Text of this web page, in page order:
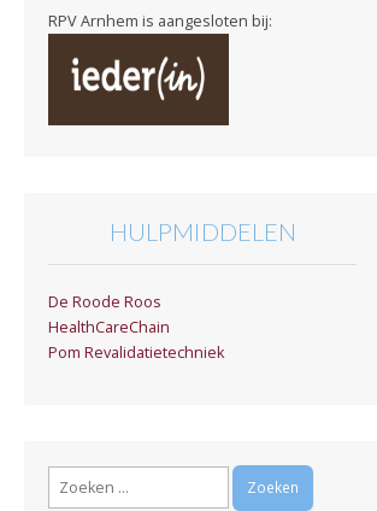
RPV Arnhem is aangesloten bij:
HULPMIDDELEN
De Roode Roos
HealthCareChain
Pom Revalidatietechniek
Zoeken